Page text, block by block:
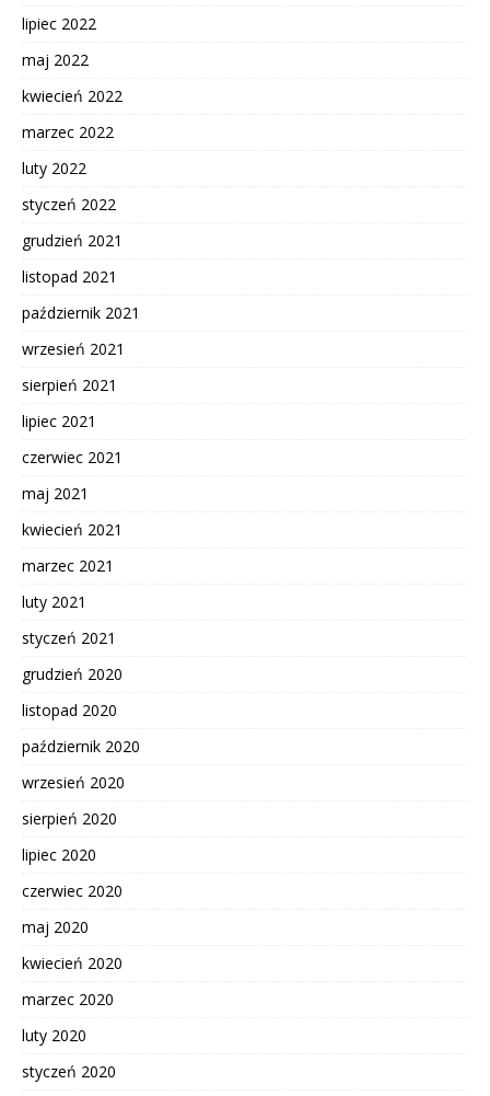
lipiec 2022
maj 2022
kwiecień 2022
marzec 2022
luty 2022
styczeń 2022
grudzień 2021
listopad 2021
październik 2021
wrzesień 2021
sierpień 2021
lipiec 2021
czerwiec 2021
maj 2021
kwiecień 2021
marzec 2021
luty 2021
styczeń 2021
grudzień 2020
listopad 2020
październik 2020
wrzesień 2020
sierpień 2020
lipiec 2020
czerwiec 2020
maj 2020
kwiecień 2020
marzec 2020
luty 2020
styczeń 2020